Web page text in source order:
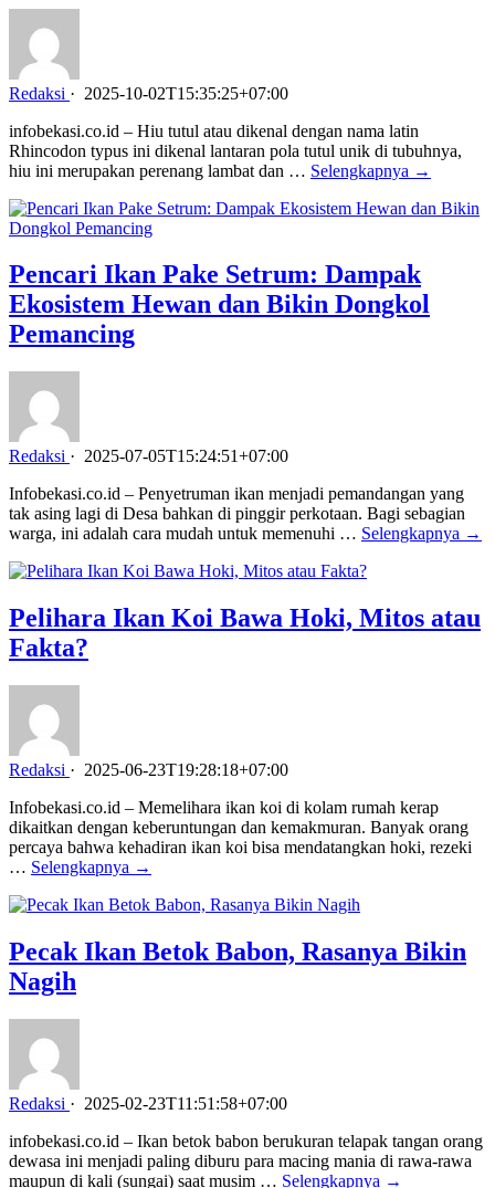
Redaksi · 2025-10-02T15:35:25+07:00
infobekasi.co.id – Hiu tutul atau dikenal dengan nama latin
Rhincodon typus ini dikenal lantaran pola tutul unik di tubuhnya,
hiu ini merupakan perenang lambat dan … Selengkapnya →
Pencari Ikan Pake Setrum: Dampak
Ekosistem Hewan dan Bikin Dongkol
Pemancing
Redaksi · 2025-07-05T15:24:51+07:00
Infobekasi.co.id – Penyetruman ikan menjadi pemandangan yang
tak asing lagi di Desa bahkan di pinggir perkotaan. Bagi sebagian
warga, ini adalah cara mudah untuk memenuhi … Selengkapnya →
Pelihara Ikan Koi Bawa Hoki, Mitos atau
Fakta?
Redaksi · 2025-06-23T19:28:18+07:00
Infobekasi.co.id – Memelihara ikan koi di kolam rumah kerap
dikaitkan dengan keberuntungan dan kemakmuran. Banyak orang
percaya bahwa kehadiran ikan koi bisa mendatangkan hoki, rezeki
… Selengkapnya →
Pecak Ikan Betok Babon, Rasanya Bikin
Nagih
Redaksi · 2025-02-23T11:51:58+07:00
infobekasi.co.id – Ikan betok babon berukuran telapak tangan orang
dewasa ini menjadi paling diburu para macing mania di rawa-rawa
maupun di kali (sungai) saat musim … Selengkapnya →